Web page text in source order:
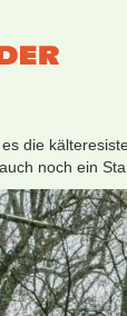
die
noch ein